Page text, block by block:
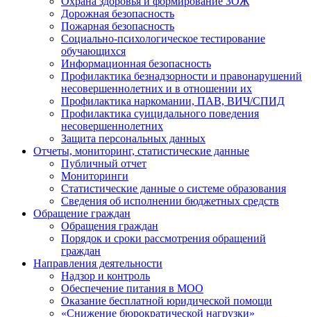
Дорожная безопасность
Пожарная безопасность
Социально-психологическое тестирование
обучающихся
Информационная безопасность
Профилактика безнадзорности и правонарушений
несовершеннолетних и в отношении их
Профилактика наркомании, ПАВ, ВИЧ/СПИД
Профилактика суицидального поведения
несовершеннолетних
Защита персональных данных
Отчеты, мониторинг, статистические данные
Публичный отчет
Мониторинги
Статистические данные о системе образования
Сведения об исполнении бюджетных средств
Обращение граждан
Обращения граждан
Порядок и сроки рассмотрения обращений
граждан
Направления деятельности
Надзор и контроль
Обеспечение питания в МОО
Оказание бесплатной юридической помощи
«Снижение бюрократической нагрузки»